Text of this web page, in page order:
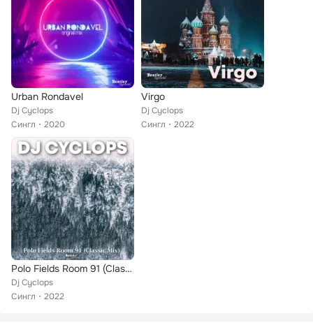
Urban Rondavel
Dj Cyclops
Сингл
2020
Virgo
Dj Cyclops
Сингл
2022
Polo Fields Room 91 (Classic Mix)
Dj Cyclops
Сингл
2022